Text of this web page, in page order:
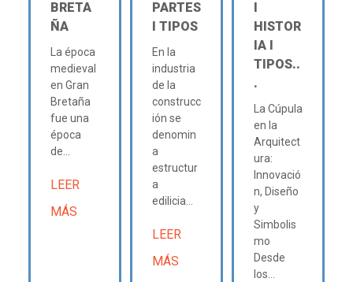
BRETA
ÑA
La época
medieval
en Gran
Bretaña
fue una
época
de...
LEER
MÁS
PARTES
Ι TIPOS
En la
industria
de la
construcc
ión se
denomin
a
estructur
a
edilicia...
LEER
MÁS
Ι
HISTOR
IA Ι
TIPOS..
.
La Cúpula
en la
Arquitect
ura:
Innovació
n, Diseño
y
Simbolis
mo
Desde
los...